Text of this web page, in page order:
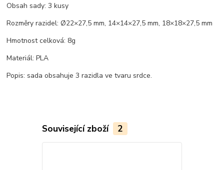
Obsah sady: 3 kusy
Rozměry razidel: Ø22×27,5 mm, 14×14×27,5 mm, 18×18×27,5 mm
Hmotnost celková: 8g
Materiál: PLA
Popis: sada obsahuje 3 razidla ve tvaru srdce.
Související zboží 2